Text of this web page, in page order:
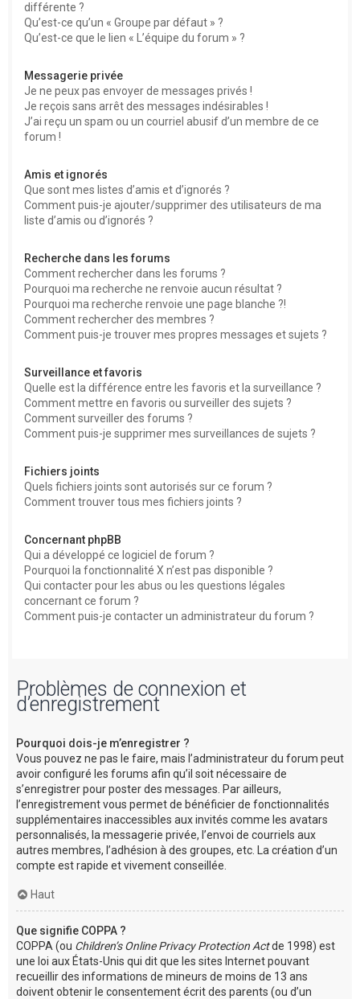
différente ?
Qu’est-ce qu’un « Groupe par défaut » ?
Qu’est-ce que le lien « L’équipe du forum » ?
Messagerie privée
Je ne peux pas envoyer de messages privés !
Je reçois sans arrêt des messages indésirables !
J’ai reçu un spam ou un courriel abusif d’un membre de ce
forum !
Amis et ignorés
Que sont mes listes d’amis et d’ignorés ?
Comment puis-je ajouter/supprimer des utilisateurs de ma
liste d’amis ou d’ignorés ?
Recherche dans les forums
Comment rechercher dans les forums ?
Pourquoi ma recherche ne renvoie aucun résultat ?
Pourquoi ma recherche renvoie une page blanche ?!
Comment rechercher des membres ?
Comment puis-je trouver mes propres messages et sujets ?
Surveillance et favoris
Quelle est la différence entre les favoris et la surveillance ?
Comment mettre en favoris ou surveiller des sujets ?
Comment surveiller des forums ?
Comment puis-je supprimer mes surveillances de sujets ?
Fichiers joints
Quels fichiers joints sont autorisés sur ce forum ?
Comment trouver tous mes fichiers joints ?
Concernant phpBB
Qui a développé ce logiciel de forum ?
Pourquoi la fonctionnalité X n’est pas disponible ?
Qui contacter pour les abus ou les questions légales
concernant ce forum ?
Comment puis-je contacter un administrateur du forum ?
Problèmes de connexion et
d’enregistrement
Pourquoi dois-je m’enregistrer ?
Vous pouvez ne pas le faire, mais l’administrateur du forum peut
avoir configuré les forums afin qu’il soit nécessaire de
s’enregistrer pour poster des messages. Par ailleurs,
l’enregistrement vous permet de bénéficier de fonctionnalités
supplémentaires inaccessibles aux invités comme les avatars
personnalisés, la messagerie privée, l’envoi de courriels aux
autres membres, l’adhésion à des groupes, etc. La création d’un
compte est rapide et vivement conseillée.
Haut
Que signifie COPPA ?
COPPA (ou Children’s Online Privacy Protection Actde 1998) est
une loi aux États-Unis qui dit que les sites Internet pouvant
recueillir des informations de mineurs de moins de 13 ans
doivent obtenir le consentement écrit des parents (ou d’un